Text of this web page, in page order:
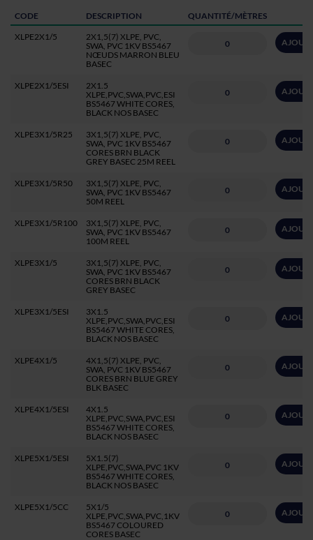
CODE DESCRIPTION
QUANTITÉ/MÈTRES
XLPE2X1/5
2X1,5(7) XLPE, PVC,
SWA, PVC 1KV BS5467
NŒUDS MARRON BLEU
BASEC
XLPE2X1/5ESI
2X1.5
XLPE,PVC,SWA,PVC,ESI
BS5467 WHITE CORES,
BLACK NOS BASEC
XLPE3X1/5R25
3X1,5(7) XLPE, PVC,
SWA, PVC 1KV BS5467
CORES BRN BLACK
GREY BASEC 25M REEL
XLPE3X1/5R50
3X1,5(7) XLPE, PVC,
SWA, PVC 1KV BS5467
50M REEL
XLPE3X1/5R100
3X1,5(7) XLPE, PVC,
SWA, PVC 1KV BS5467
100M REEL
XLPE3X1/5
3X1,5(7) XLPE, PVC,
SWA, PVC 1KV BS5467
CORES BRN BLACK
GREY BASEC
XLPE3X1/5ESI
3X1.5
XLPE,PVC,SWA,PVC,ESI
BS5467 WHITE CORES,
BLACK NOS BASEC
XLPE4X1/5
4X1,5(7) XLPE, PVC,
SWA, PVC 1KV BS5467
CORES BRN BLUE GREY
BLK BASEC
XLPE4X1/5ESI
4X1.5
XLPE,PVC,SWA,PVC,ESI
BS5467 WHITE CORES,
BLACK NOS BASEC
XLPE5X1/5ESI
5X1.5(7)
XLPE,PVC,SWA,PVC 1KV
BS5467 WHITE CORES,
BLACK NOS BASEC
XLPE5X1/5CC
5X1/5
XLPE,PVC,SWA,PVC,1KV
BS5467 COLOURED
CORES BASEC